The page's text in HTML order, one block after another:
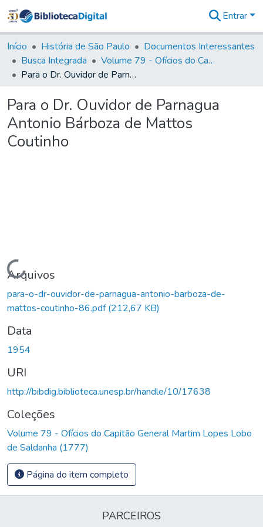
&
Coleções
Tudo na
Biblioteca
Estatísticas
Entrar
Início História de São Paulo
Documentos Interessantes
Busca Integrada
Volume 79 - Ofícios do Capitão General Martim Lopes Lobo de Saldanha (1777)
Para o Dr. Ouvidor de Parnagua Antonio Bárboza de Mattos Coutinho
Para o Dr. Ouvidor de Parnagua
Antonio Bárboza de Mattos
Coutinho
Carregando...
Arquivos
para-o-dr-ouvidor-de-parnagua-antonio-barboza-de-
mattos-coutinho-86.pdf(212,67 KB)
Data
1954
URI
http://bibdig.biblioteca.unesp.br/handle/10/17638
Coleções
Volume 79 - Ofícios do Capitão General Martim Lopes Lobo
de Saldanha (1777)
Página do item completo
PARCEIROS